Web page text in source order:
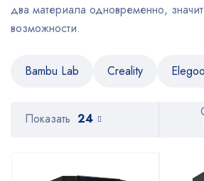
два материала одновременно,
возможности.
Bambu Lab Creality Elegoo
Показать 24